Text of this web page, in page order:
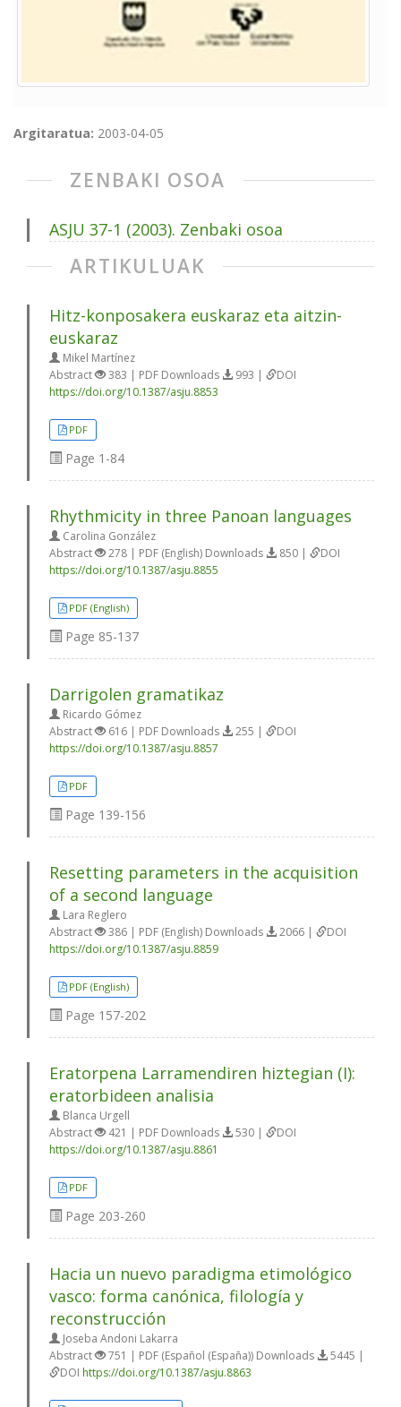
Argitaratua: 2003-04-05
ZENBAKI OSOA
ASJU 37-1 (2003). Zenbaki osoa
ARTIKULUAK
Hitz-konposakera euskaraz eta aitzin-
euskaraz
Mikel Martínez
Abstract
383 | PDF Downloads 993 |
DOI
https://doi.org/10.1387/asju.8853
PDF
Page 1-84
Rhythmicity in three Panoan languages
Carolina González
Abstract
278 | PDF (English) Downloads 850 |
DOI
https://doi.org/10.1387/asju.8855
PDF (English)
Page 85-137
Darrigolen gramatikaz
Ricardo Gómez
Abstract
616 | PDF Downloads 255 |
DOI
https://doi.org/10.1387/asju.8857
PDF
Page 139-156
Resetting parameters in the acquisition
of a second language
Lara Reglero
Abstract
386 | PDF (English) Downloads 2066 |
DOI
https://doi.org/10.1387/asju.8859
PDF (English)
Page 157-202
Eratorpena Larramendiren hiztegian (I):
eratorbideen analisia
Blanca Urgell
Abstract
421 | PDF Downloads 530 |
DOI
https://doi.org/10.1387/asju.8861
PDF
Page 203-260
Hacia un nuevo paradigma etimológico
vasco: forma canónica, filología y
reconstrucción
Joseba Andoni Lakarra
Abstract
751 | PDF (Español (España)) Downloads
5445 |
DOI https://doi.org/10.1387/asju.8863